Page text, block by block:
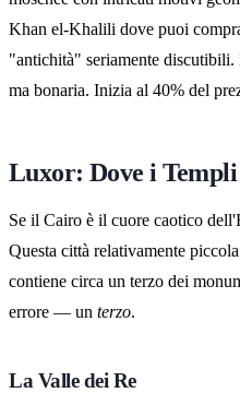
Khan el-Khalili dove puoi
"antichità" seriamente discutibili.
ma bonaria. Inizia al 40% del
Luxor: Dove i
Se il Cairo è il cuore caotico
Questa città relativamente
contiene circa un terzo dei
errore — un terzo.
La Valle dei Re